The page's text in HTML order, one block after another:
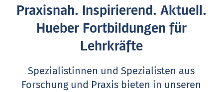
Praxisnah. Inspirierend. Aktuell.
Hueber Fortbildungen für
Lehrkräfte
Spezialistinnen und Spezialisten aus
Forschung und Praxis bieten in unseren